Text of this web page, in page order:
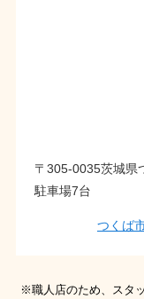
〒305-0035茨城県
駐車場7台
つくば
※職人店のため、スタ